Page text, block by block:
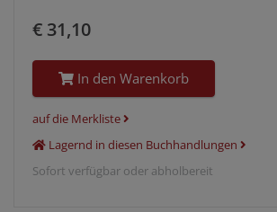
€ 31,10
In den Warenkorb
auf die Merkliste
Lagernd in diesen Buchhandlungen
Sofort verfügbar oder abholbereit